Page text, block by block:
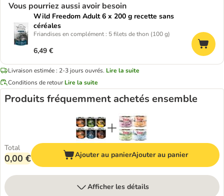
Vous pourriez aussi avoir besoin
Wild Freedom Adult 6 x 200 g recette sans
céréales
Friandises en complément : 5 filets de thon (100 g)
6,49 €
Livraison estimée : 2-3 jours ouvrés. Lire la suite
Conditions de retour Lire la suite
Produits fréquemment achetés ensemble
Total
0,00 € Ajouter au panierAjouter au panier
Afficher les détails